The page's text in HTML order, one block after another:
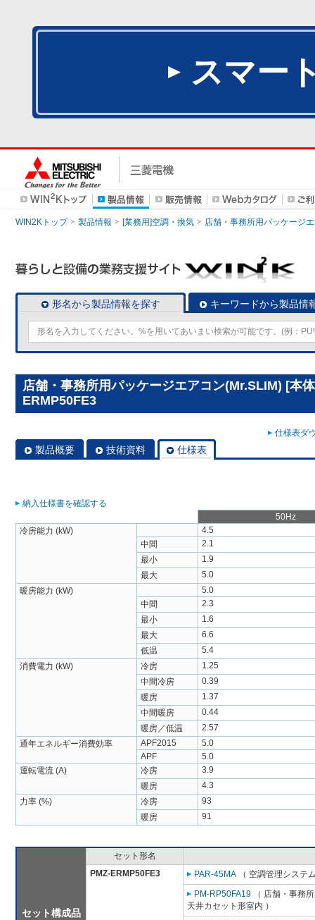
スマー
WIN2Kトップ 製品情報 [業務用]空調・換気 店舗・事務所用パッケージ
形名から製品情報を探す キーワードから製品情
店舗・事務所用パッケージエアコン(Mr.SLIM) [本
ERMP50FE3
仕様表ダ
製品概要 技術資料 仕様表
納入仕様書を確認する
50Hz
冷房能力 (kW)
4.5
中間
2.1
最小
1.9
最大
5.0
暖房能力 (kW)
5.0
中間
2.3
最小
1.6
最大
6.6
低温
5.4
消費電力 (kW)
冷房
1.25
中間冷房
0.39
暖房
1.37
中間暖房
0.44
暖房／低温
2.57
通年エネルギー消費効率
APF2015
5.0
APF
5.0
運転電流 (A)
冷房
3.9
暖房
4.3
力率 (%)
冷房
93
暖房
91
セット構成品
セット形名
PMZ-ERMP50FE3
PAR-45MA （ 空調管理システ
PM-RP50FA19 （ 店舗・事務
天井カセット形室内 ）